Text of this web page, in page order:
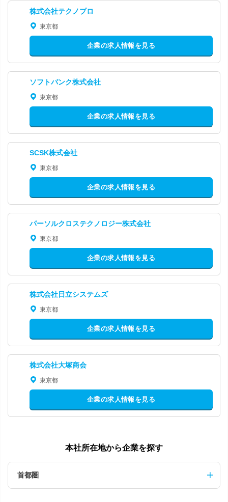
株式会社テクノプロ
東京都
企業の求人情報を見る
ソフトバンク株式会社
東京都
企業の求人情報を見る
SCSK株式会社
東京都
企業の求人情報を見る
パーソルクロステクノロジー株式会社
東京都
企業の求人情報を見る
株式会社日立システムズ
東京都
企業の求人情報を見る
株式会社大塚商会
東京都
企業の求人情報を見る
本社所在地から企業を探す
首都圏